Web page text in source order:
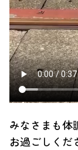
みなさまも体
お過ごしくだ